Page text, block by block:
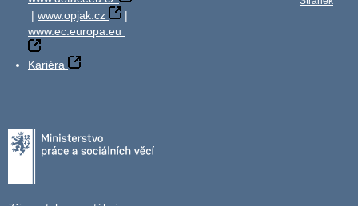
| www.opjak.cz
|
www.ec.europa.eu
Kariéra